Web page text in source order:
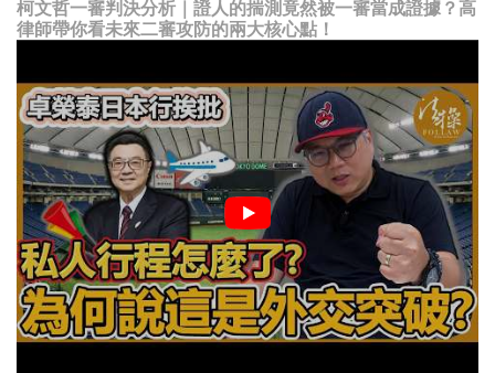
柯文哲一審判決分析｜證人的揣測竟然被一審當成證據？高
律師帶你看未來二審攻防的兩大核心點！